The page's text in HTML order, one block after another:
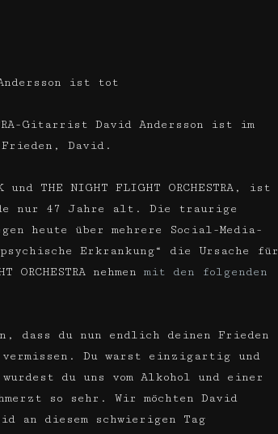
ist tot
Gitarrist David Andersson ist im
David.
THE NIGHT FLIGHT ORCHESTRA, ist
nur 47 Jahre alt. Die traurige
heute über mehrere Social-Media-
Erkrankung“ die Ursache für
nehmen mit den folgenden
dass du nun endlich deinen Frieden
Du warst einzigartig und
du uns vom Alkohol und einer
so sehr. Wir möchten David
an diesem schwierigen Tag